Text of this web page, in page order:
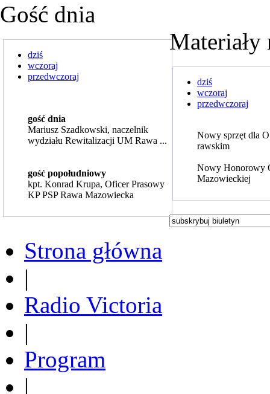
Gość dnia
dziś
wczoraj
przedwczoraj
gość dnia
Mariusz Szadkowski, naczelnik
wydziału Rewitalizacji UM Rawa ...
gość popołudniowy
kpt. Konrad Krupa, Oficer Prasowy
KP PSP Rawa Mazowiecka
Materiały
dziś
wczoraj
przedwczoraj
Nowy sprzęt dla
rawskim
Nowy Honorowy
Mazowieckiej
Strona główna
|
Radio Victoria
|
Program
|